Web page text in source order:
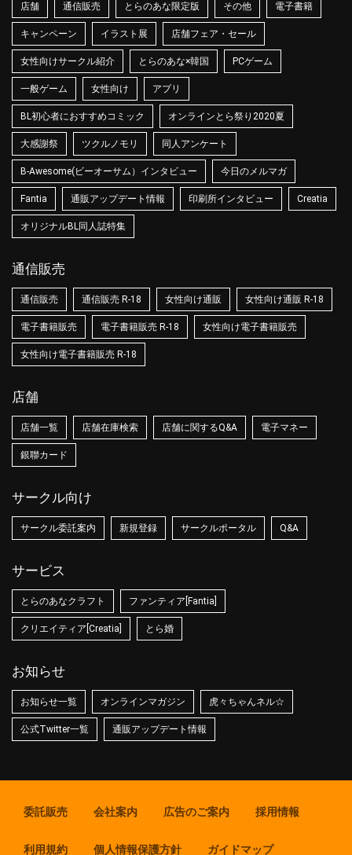
店舗 通信販売 とらのあな限定版 その他 電子書籍
キャンペーン イラスト展 店舗フェア・セール
女性向けサークル紹介 とらのあな×韓国 PCゲーム
一般ゲーム 女性向け アプリ
BL初心者におすすめコミック オンラインとら祭り2020夏
大感謝祭 ツクルノモリ 同人アンケート
B-Awesome(ビーオーサム）インタビュー 今日のメルマガ
Fantia 通販アップデート情報 印刷所インタビュー Creatia
オリジナルBL同人誌特集
通信販売
通信販売 通信販売 R-18 女性向け通販 女性向け通販 R-18
電子書籍販売 電子書籍販売 R-18 女性向け電子書籍販売
女性向け電子書籍販売 R-18
店舗
店舗一覧 店舗在庫検索 店舗に関するQ&A 電子マネー
銀聯カード
サークル向け
サークル委託案内 新規登録 サークルポータル Q&A
サービス
とらのあなクラフト ファンティア[Fantia]
クリエイティア[Creatia] とら婚
お知らせ
お知らせ一覧 オンラインマガジン 虎々ちゃんネル☆
公式Twitter一覧 通販アップデート情報
委託販売 会社案内 広告のご案内 採用情報
利用規約 個人情報保護方針 ガイドマップ